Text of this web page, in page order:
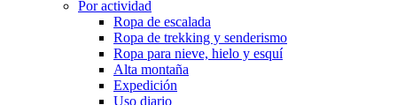
Por actividad
Ropa de escalada
Ropa de trekking y senderismo
Ropa para nieve, hielo y esquí
Alta montaña
Expedición
Uso diario